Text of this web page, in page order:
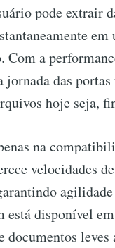
pode extrair
a
das
hoje seja,
na
velocidades
disponível
documentos